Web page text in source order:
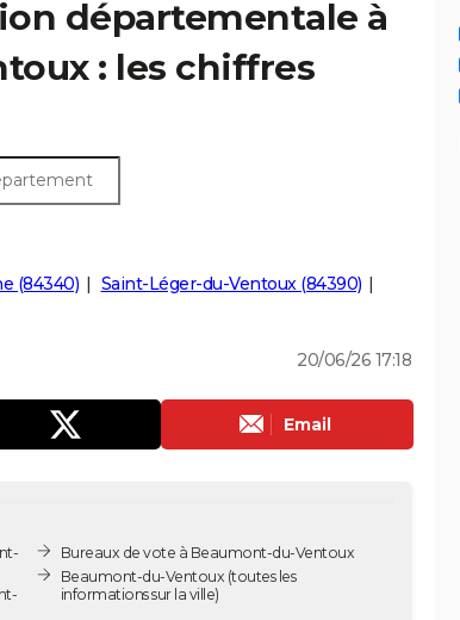
départementale à
: les chiffres
(84340)
Saint-Léger-du-Ventoux (84390)
20/06/26 17:18
Email
Bureaux de vote à Beaumont-du-Ventoux
Beaumont-du-Ventoux (toutes les
informations sur la ville)